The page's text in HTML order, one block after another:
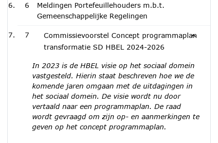
6
Meldingen Portefeuillehouders m.b.t.
Gemeenschappelijke Regelingen
7
Commissievoorstel Concept programmaplan
transformatie SD HBEL 2024-2026
In 2023 is de HBEL visie op het sociaal domein
vastgesteld. Hierin staat beschreven hoe we de
komende jaren omgaan met de uitdagingen in
het sociaal domein. De visie wordt nu door
vertaald naar een programmaplan. De raad
wordt gevraagd om zijn op- en aanmerkingen te
geven op het concept programmaplan.